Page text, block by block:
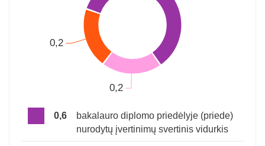
0,6
bakalauro diplomo priedėlyje (priede)
nurodytų įvertinimų svertinis vidurkis